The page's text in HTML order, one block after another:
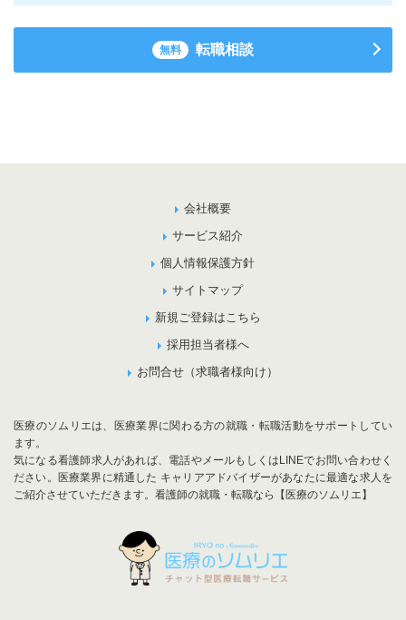
無料 転職相談
会社概要
サービス紹介
個人情報保護方針
サイトマップ
新規ご登録はこちら
採用担当者様へ
お問合せ（求職者様向け）
医療のソムリエは、医療業界に関わる方の就職・転職活動をサポートしてい
ます。
気になる看護師求人があれば、電話やメールもしくはLINEでお問い合わせく
ださい。医療業界に精通した キャリアアドバイザーがあなたに最適な求人を
ご紹介させていただきます。看護師の就職・転職なら【医療のソムリエ】